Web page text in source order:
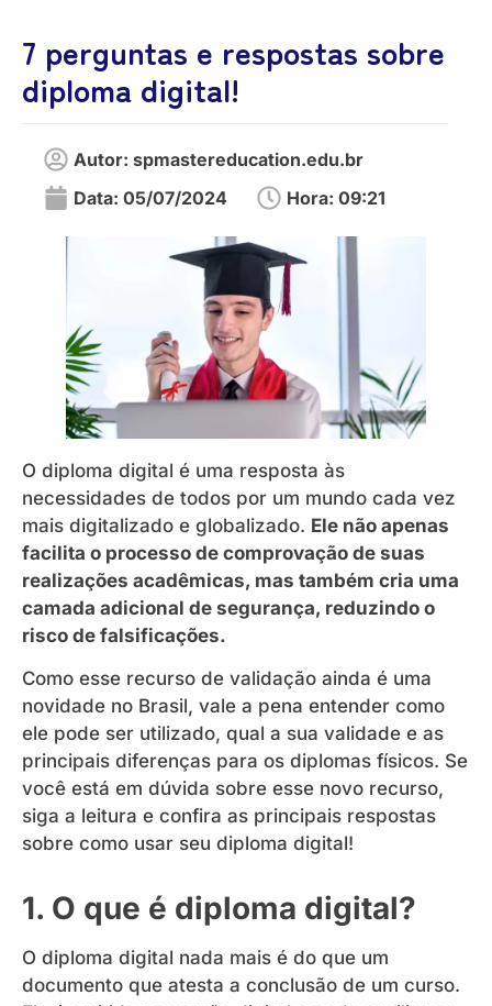
7 perguntas e respostas sobre
diploma digital!
Autor: spmastereducation.edu.br
Data: 05/07/2024 Hora: 09:21
O diploma digital é uma resposta às
necessidades de todos por um mundo cada vez
mais digitalizado e globalizado. Ele não apenas
facilita o processo de comprovação de suas
realizações acadêmicas, mas também cria uma
camada adicional de segurança, reduzindo o
risco de falsificações.
Como esse recurso de validação ainda é uma
novidade no Brasil, vale a pena entender como
ele pode ser utilizado, qual a sua validade e as
principais diferenças para os diplomas físicos. Se
você está em dúvida sobre esse novo recurso,
siga a leitura e confira as principais respostas
sobre como usar seu diploma digital!
1. O que é diploma digital?
O diploma digital nada mais é do que um
documento que atesta a conclusão de um curso.